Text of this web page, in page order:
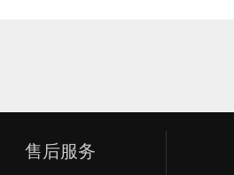
售后服务